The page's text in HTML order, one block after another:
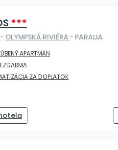
***
- OLYMPSKÁ RIVIÉRA - PARALIA
APARTMÁN
ZDARMA
ZA DOPLATOK